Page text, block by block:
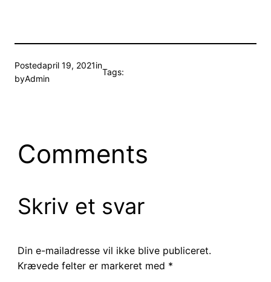
Postedapril 19, 2021in
byAdmin
Tags:
Comments
Skriv et svar
Din e-mailadresse vil ikke blive publiceret.
Krævede felter er markeret med *